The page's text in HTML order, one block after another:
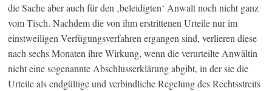
die Sache aber auch für den ‚beleidigten‘ Anwalt noch nicht ganz
vom Tisch. Nachdem die von ihm erstrittenen Urteile nur im
einstweiligen Verfügungsverfahren ergangen sind, verlieren diese
nach sechs Monaten ihre Wirkung, wenn die verurteilte Anwältin
nicht eine sogenannte Abschlusserklärung abgibt, in der sie die
Urteile als endgültige und verbindliche Regelung des Rechtsstreits